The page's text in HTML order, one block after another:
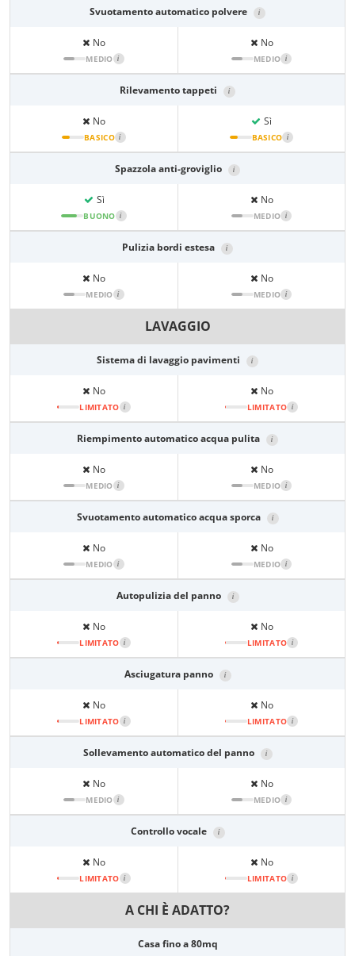
Svuotamento automatico polvere i
No
MEDIO i
No
MEDIO i
Rilevamento tappeti i
No
BASICO i
Sì
BASICO i
Spazzola anti-groviglio i
Sì
BUONO i
No
MEDIO i
Pulizia bordi estesa i
No
MEDIO i
No
MEDIO i
LAVAGGIO
Sistema di lavaggio pavimenti i
No
LIMITATO i
No
LIMITATO i
Riempimento automatico acqua pulita i
No
MEDIO i
No
MEDIO i
Svuotamento automatico acqua sporca i
No
MEDIO i
No
MEDIO i
Autopulizia del panno i
No
LIMITATO i
No
LIMITATO i
Asciugatura panno i
No
LIMITATO i
No
LIMITATO i
Sollevamento automatico del panno i
No
MEDIO i
No
MEDIO i
Controllo vocale i
No
LIMITATO i
No
LIMITATO i
A CHI È ADATTO?
Casa fino a 80mq